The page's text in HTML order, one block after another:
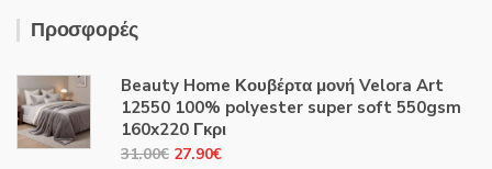
Προσφορές
Beauty Home Κουβέρτα μονή Velora Art
12550 100% polyester super soft 550gsm
160x220 Γκρι
31.00€ Original
27.90€Η